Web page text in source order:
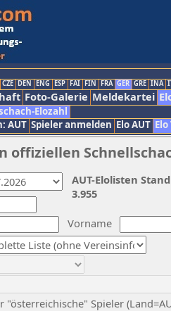
CZE DEN ENG ESP FAI FIN FRA GER GRE INA
Foto-Galerie Meldekartei
Elozahl
AUT Spieler anmelden Elo AUT
offiziellen
Vorname
"österreichische" Spieler
AUT-Elolisten
3.955